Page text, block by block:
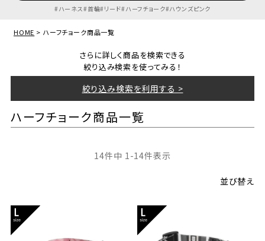
ハーネス 首輪 リード ハーフチョーク ハウンズピンク
HOME ハーフチョーク商品一覧
さらに詳しく商品を検索できる
絞り込み検索を使ってみる！
絞り込み検索を利用する >
ハーフチョーク商品一覧
並び替え
14件中 1 -14件表示